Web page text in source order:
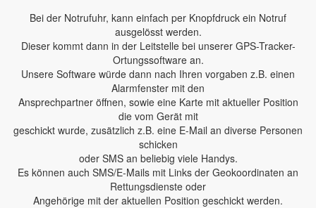
Bei der Notrufuhr, kann einfach per Knopfdruck ein Notruf
ausgelösst werden.
Dieser kommt dann in der Leitstelle bei unserer GPS-Tracker-
Ortungssoftware an.
Unsere Software würde dann nach Ihren vorgaben z.B. einen
Alarmfenster mit den
Ansprechpartner öffnen, sowie eine Karte mit aktueller Position
die vom Gerät mit
geschickt wurde, zusätzlich z.B. eine E-Mail an diverse Personen
schicken
oder SMS an beliebig viele Handys.
Es können auch SMS/E-Mails mit Links der Geokoordinaten an
Rettungsdienste oder
Angehörige mit der aktuellen Position geschickt werden.